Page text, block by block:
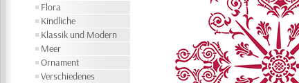
Flora
Kindliche
Klassik und Modern
Meer
Ornament
Verschiedenes